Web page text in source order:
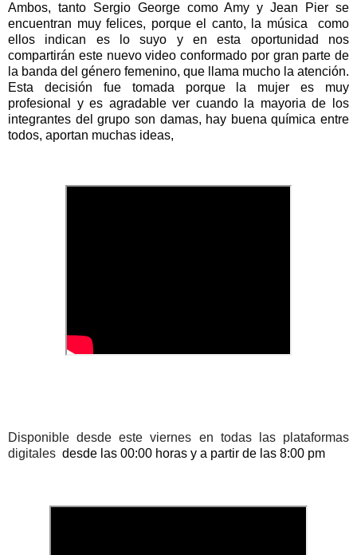
Ambos, tanto Sergio George como Amy y Jean Pier se
encuentran muy felices, porque el canto, la música  como
ellos indican es lo suyo y en esta oportunidad nos
compartirán este nuevo video conformado por gran parte de
la banda del género femenino, que llama mucho la atención.
Esta decisión fue tomada porque la mujer es muy
profesional y es agradable ver cuando la mayoria de los
integrantes del grupo son damas, hay buena química entre
todos, aportan muchas ideas,
Disponible desde este viernes en todas las plataformas
digitales desde las 00:00 horas y a partir de las 8:00 pm